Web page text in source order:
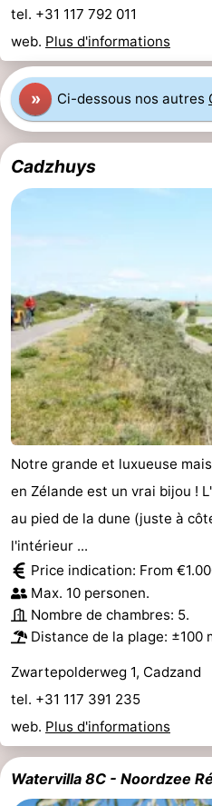
Veere
-
Domburg
-
Zoutelande
-
Vlissingen
-
Middelburg
Zeeuws-
Breskens
-
Sluis
-
Cadzand-
Dorp
-
Retranchement
-
Nature
Het
Zwin
Flandre-
Occidentale
-
Bruges
-
Gand
La
côte
-
Knokke-
Heist
-
Zeebrugge
Blankenberge
-
Wenduine
Météo
tel. +31 117 792 011
web. Plus d'informations
» Ci-dessous nos autres
Cadzhuys
Notre grande et luxueuse
en Zélande est un vrai bijou !
au pied de la dune (juste à
l'intérieur ...
Price indication: From
Max. 10 personen.
Nombre de chambres: 5.
Distance de la plage: ±100
Zwartepolderweg 1, Cadzand
tel. +31 117 391 235
web. Plus d'informations
Watervilla 8C - Noordzee